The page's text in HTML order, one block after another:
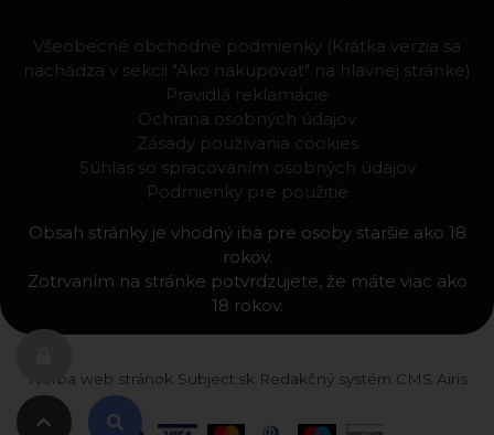
Všeobecné obchodné podmienky (Krátka verzia sa
nachádza v sekcii "Ako nakupovať" na hlavnej stránke)
Pravidlá reklamácie
Ochrana osobných údajov
Zásady používania cookies
Súhlas so spracovaním osobných údajov
Podmienky pre použitie
Obsah stránky je vhodný iba pre osoby staršie ako 18
rokov.
Zotrvaním na stránke potvrdzujete, že máte viac ako
18 rokov.
Tvorba web stránok Subject.sk Redakčný systém CMS Airis